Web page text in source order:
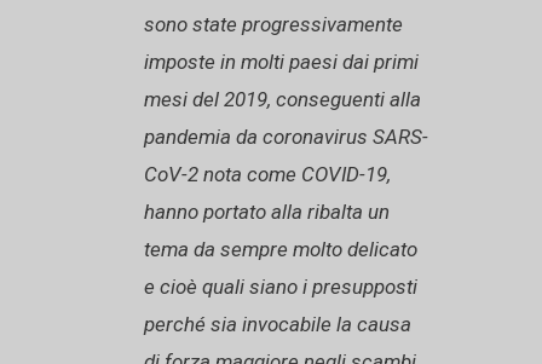
sono state progressivamente
imposte in molti paesi dai primi
mesi del 2019, conseguenti alla
pandemia da coronavirus SARS-
CoV-2 nota come COVID-19,
hanno portato alla ribalta un
tema da sempre molto delicato
e cioè quali siano i presupposti
perché sia invocabile la causa